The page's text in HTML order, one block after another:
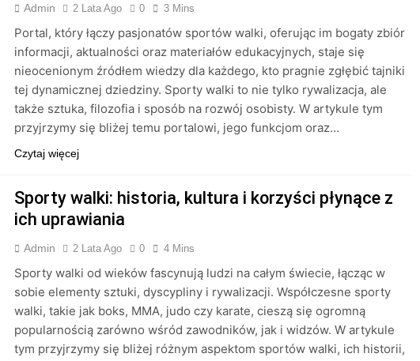
Admin 2 Lata Ago 0 3 Mins
Portal, który łączy pasjonatów sportów walki, oferując im bogaty zbiór
informacji, aktualności oraz materiałów edukacyjnych, staje się
nieocenionym źródłem wiedzy dla każdego, kto pragnie zgłębić tajniki
tej dynamicznej dziedziny. Sporty walki to nie tylko rywalizacja, ale
także sztuka, filozofia i sposób na rozwój osobisty. W artykule tym
przyjrzymy się bliżej temu portalowi, jego funkcjom oraz…
Czytaj więcej
Sporty walki: historia, kultura i korzyści płynące z
ich uprawiania
Admin 2 Lata Ago 0 4 Mins
Sporty walki od wieków fascynują ludzi na całym świecie, łącząc w
sobie elementy sztuki, dyscypliny i rywalizacji. Współczesne sporty
walki, takie jak boks, MMA, judo czy karate, cieszą się ogromną
popularnością zarówno wśród zawodników, jak i widzów. W artykule
tym przyjrzymy się bliżej różnym aspektom sportów walki, ich historii,